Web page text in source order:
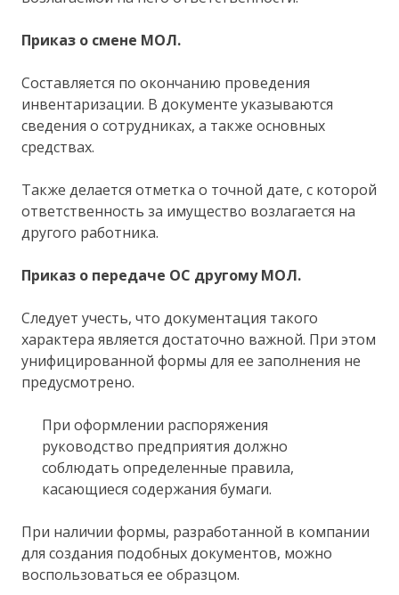
Приказ о смене МОЛ.
Составляется по окончанию проведения
инвентаризации. В документе указываются
сведения о сотрудниках, а также основных
средствах.
Также делается отметка о точной дате, с которой
ответственность за имущество возлагается на
другого работника.
Приказ о передаче ОС другому МОЛ.
Следует учесть, что документация такого
характера является достаточно важной. При этом
унифицированной формы для ее заполнения не
предусмотрено.
При оформлении распоряжения
руководство предприятия должно
соблюдать определенные правила,
касающиеся содержания бумаги.
При наличии формы, разработанной в компании
для создания подобных документов, можно
воспользоваться ее образцом.